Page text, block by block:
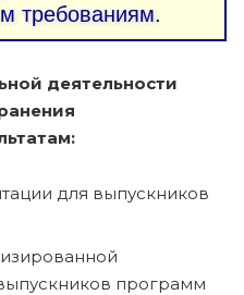
требованиям.
деятельности
для выпускников
программ